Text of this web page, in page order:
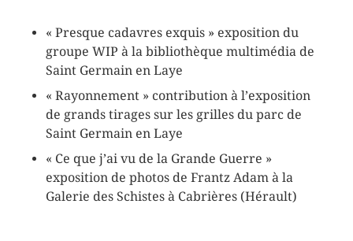
« Presque cadavres exquis » exposition du
groupe WIP à la bibliothèque multimédia de
Saint Germain en Laye
« Rayonnement » contribution à l’exposition
de grands tirages sur les grilles du parc de
Saint Germain en Laye
« Ce que j’ai vu de la Grande Guerre »
exposition de photos de Frantz Adam à la
Galerie des Schistes à Cabrières (Hérault)